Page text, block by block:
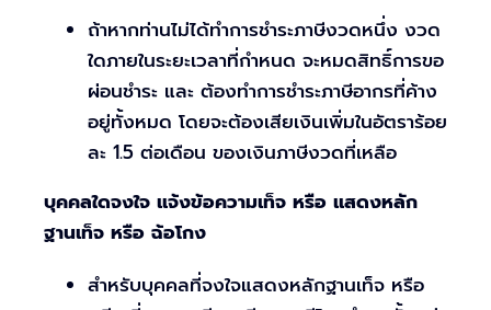
ถ้าหากท่านไม่ได้ทำการชำระภาษีงวดหนึ่ง งวด
ใดภายในระยะเวลาที่กำหนด จะหมดสิทธิ์การขอ
ผ่อนชำระ และ ต้องทำการชำระภาษีอากรที่ค้าง
อยู่ทั้งหมด โดยจะต้องเสียเงินเพิ่มในอัตราร้อย
ละ 1.5 ต่อเดือน ของเงินภาษีงวดที่เหลือ
บุคคลใดจงใจ แจ้งข้อความเท็จ หรือ แสดงหลัก
ฐานเท็จ หรือ ฉ้อโกง
สำหรับบุคคลที่จงใจแสดงหลักฐานเท็จ หรือ